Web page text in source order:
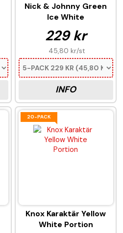
Nick & Johnny Green
Ice White
229 kr
45,80 kr/st
INFO
20-PACK
Knox Karaktär Yellow
White Portion